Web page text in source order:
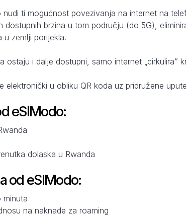
ti mogućnost povezivanja na internet na
dostupnih brzina u tom području (do 5G),
zemlji porijekla.
ostaju i dalje dostupni, samo internet „cirkulira”
elektronički u obliku QR koda uz pridružene
eSIModo:
dolaska u Rwanda
od eSIModo:
minuta
na naknade za roaming